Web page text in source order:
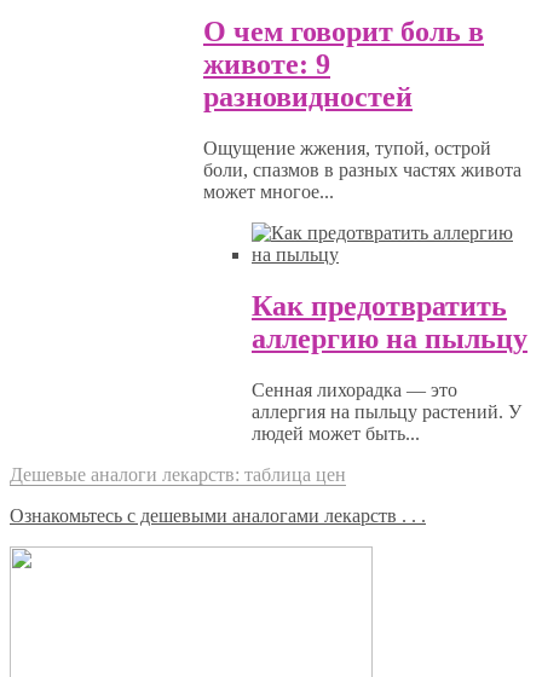
О чем говорит боль в
животе: 9
разновидностей
Ощущение жжения, тупой, острой
боли, спазмов в разных частях живота
может многое...
Как предотвратить
аллергию на пыльцу
Сенная лихорадка — это
аллергия на пыльцу растений. У
людей может быть...
Дешевые аналоги лекарств: таблица цен
Ознакомьтесь с дешевыми аналогами лекарств . . .